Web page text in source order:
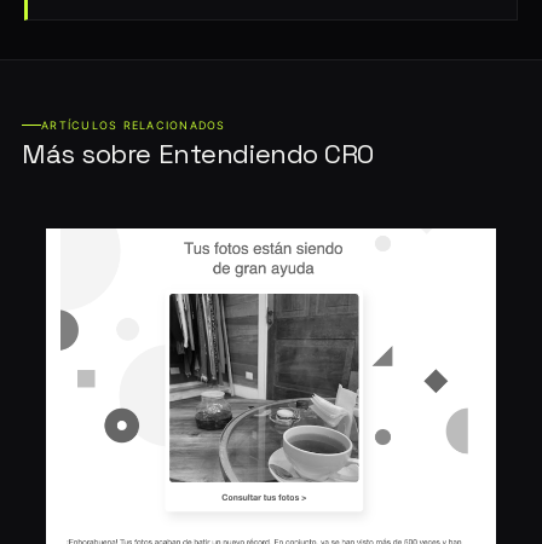
ARTÍCULOS RELACIONADOS
Más sobre Entendiendo CRO